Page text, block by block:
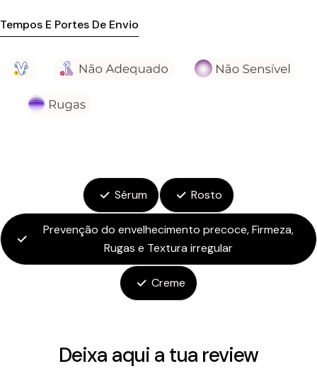
Tempos E Portes De Envio
Sérum Rosto
Prevenção do envelhecimento precoce, Firmeza,
Rugas e Textura irregular
Creme
Deixa aqui a tua review